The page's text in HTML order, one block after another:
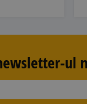
ul